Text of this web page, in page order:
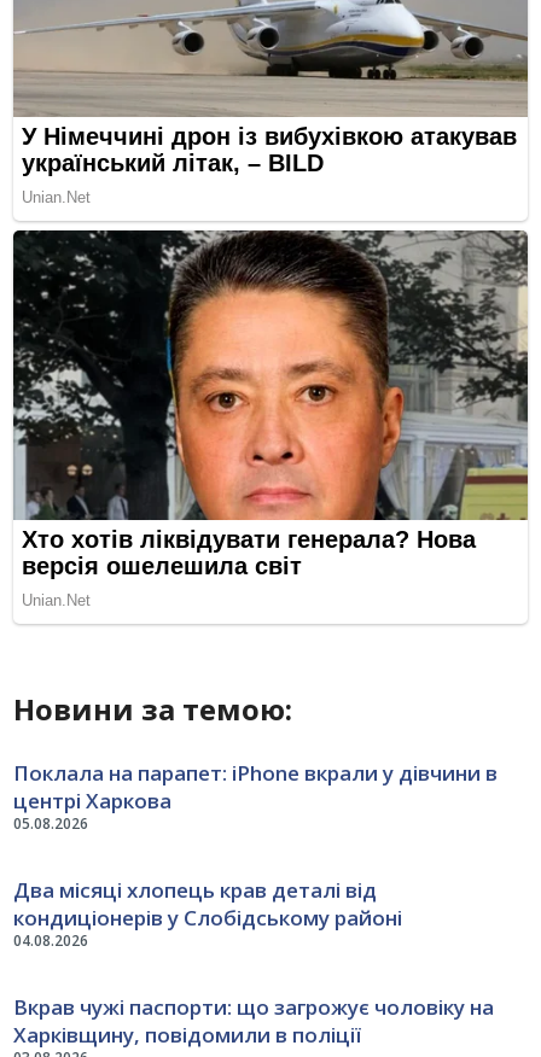
Новини за темою:
05.08.2026
Поклала на парапет: iPhone вкрали у дівчини в
центрі Харкова
04.08.2026
Два місяці хлопець крав деталі від
кондиціонерів у Слобідському районі
Вкрав чужі паспорти: що загрожує чоловіку на
Харківщину, повідомили в поліції